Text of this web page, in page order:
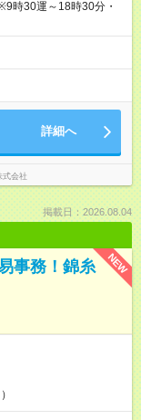
時30運～18時30分・
詳細へ
式会社
掲載日：2026.08.04
NEW
事務！錦糸